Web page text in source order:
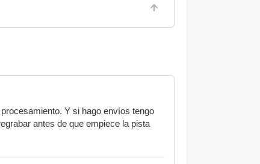
Y si hago envíos tengo
antes de que empiece la pista